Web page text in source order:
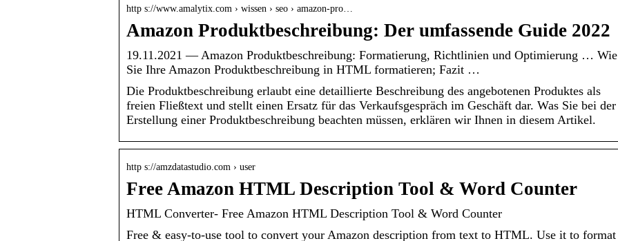
http s://www.amalytix.com › wissen › seo › amazon-pro…
Amazon Produktbeschreibung: Der umfassende Guide 2022
19.11.2021 — Amazon Produktbeschreibung: Formatierung, Richtlinien und Optimierung … Wie
Sie Ihre Amazon Produktbeschreibung in HTML formatieren; Fazit …
Die Produktbeschreibung erlaubt eine detaillierte Beschreibung des angebotenen Produktes als
freien Fließtext und stellt einen Ersatz für das Verkaufsgespräch im Geschäft dar. Was Sie bei der
Erstellung einer Produktbeschreibung beachten müssen, erklären wir Ihnen in diesem Artikel.
http s://amzdatastudio.com › user
Free Amazon HTML Description Tool & Word Counter
HTML Converter- Free Amazon HTML Description Tool & Word Counter
Free & easy-to-use tool to convert your Amazon description from text to HTML. Use it to format